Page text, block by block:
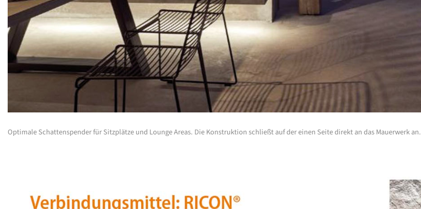
Optimale Schattenspender für Sitzplätze und Lounge Areas. Die Konstruktion schließt auf der einen Seite direkt an das Mauerwerk an.